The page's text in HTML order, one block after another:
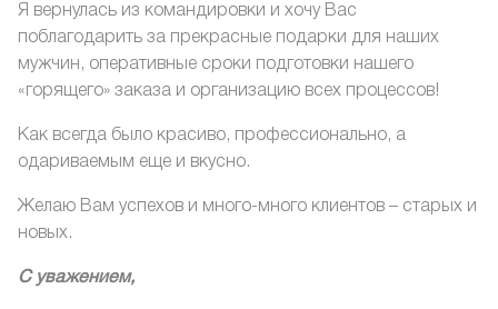
Я вернулась из командировки и хочу Вас
поблагодарить за прекрасные подарки для наших
мужчин, оперативные сроки подготовки нашего
«горящего» заказа и организацию всех процессов!
Как всегда было красиво, профессионально, а
одариваемым еще и вкусно.
Желаю Вам успехов и много-много клиентов – старых и
новых.
С уважением,